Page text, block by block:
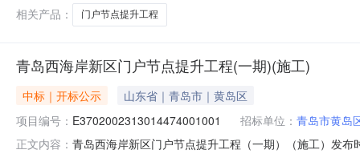
相关产品：
门户节点提升工程
青岛西海岸新区门户节点提升工程(一期)(施工)
中标｜开标公示
山东省｜青岛市｜黄岛区
项目编号： E3702002313014474001001 招标单位： 青岛市黄岛
正文内容： 青岛西海岸新区门户节点提升工程（一期）（施工）发